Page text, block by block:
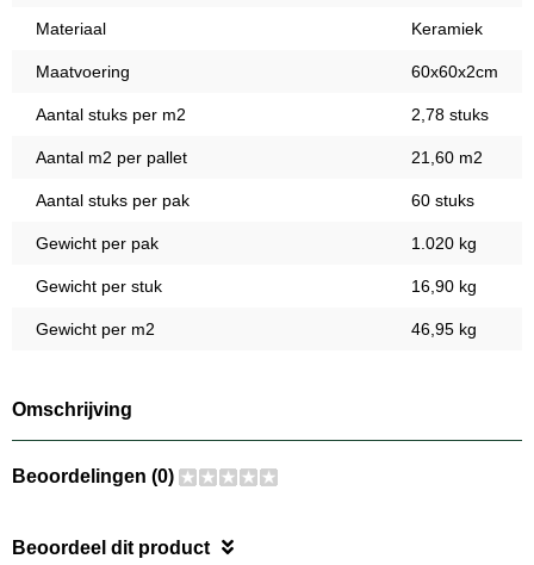
Materiaal Keramiek
Maatvoering 60x60x2cm
Aantal stuks per m2 2,78 stuks
Aantal m2 per pallet 21,60 m2
Aantal stuks per pak 60 stuks
Gewicht per pak 1.020 kg
Gewicht per stuk 16,90 kg
Gewicht per m2 46,95 kg
Omschrijving
Beoordelingen (0)
Beoordeel dit product